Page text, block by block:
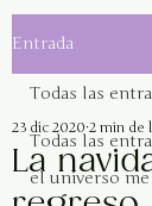
Entrada
Todas las
el universo
Todas las
La
23 dic 2020 2 min de